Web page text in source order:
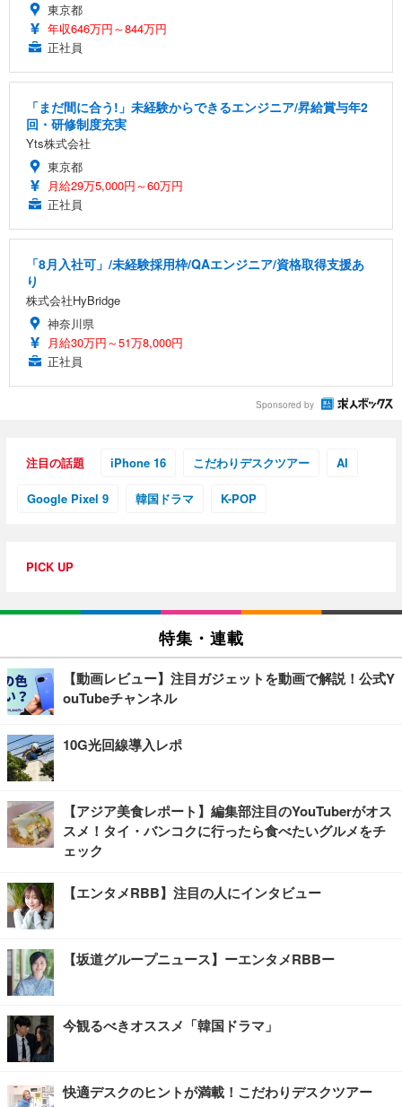
東京都
年収646万円～844万円
正社員
「まだ間に合う!」未経験からできるエンジニア/昇給賞与年2
回・研修制度充実
Yts株式会社
東京都
月給29万5,000円～60万円
正社員
「8月入社可」/未経験採用枠/QAエンジニア/資格取得支援あ
り
株式会社HyBridge
神奈川県
月給30万円～51万8,000円
正社員
Sponsored by
注目の話題 iPhone 16 こだわりデスクツアー AI
Google Pixel 9 韓国ドラマ K-POP
PICK UP
特集・連載
【動画レビュー】注目ガジェットを動画で解説！公式Y
ouTubeチャンネル
10G光回線導入レポ
【アジア美食レポート】編集部注目のYouTuberがオス
スメ！タイ・バンコクに行ったら食べたいグルメをチ
ェック
【エンタメRBB】注目の人にインタビュー
【坂道グループニュース】ーエンタメRBBー
今観るべきオススメ「韓国ドラマ」
快適デスクのヒントが満載！こだわりデスクツアー